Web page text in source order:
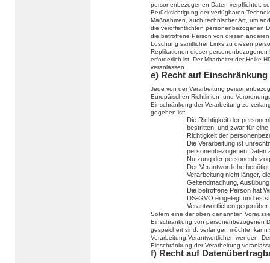
personenbezogenen Daten verpflichtet,
Berücksichtigung der verfügbaren
Maßnahmen, auch technischer Art, um
die veröffentlichten personenbezogenen
die betroffene Person von diesen
Löschung sämtlicher Links zu diesen
Replikationen dieser
erforderlich ist. Der Mitarbeiter der Heike
veranlassen.
e) Recht auf
Jede von der Verarbeitung
Europäischen Richtlinien- und
Einschränkung der Verarbeitung zu
gegeben ist:
Die Richtigkeit der
bestritten, und zwar für
Richtigkeit der
Die Verarbeitung ist
personenbezogenen Daten
Nutzung der
Der Verantwortliche
Verarbeitung nicht länger,
Geltendmachung,
Die betroffene Person hat
DS-GVO eingelegt und es
Verantwortlichen
Sofern eine der oben genannten
Einschränkung von personenbezogenen
gespeichert sind, verlangen möchte,
Verarbeitung Verantwortlichen wenden.
Einschränkung der Verarbeitung
f) Recht auf